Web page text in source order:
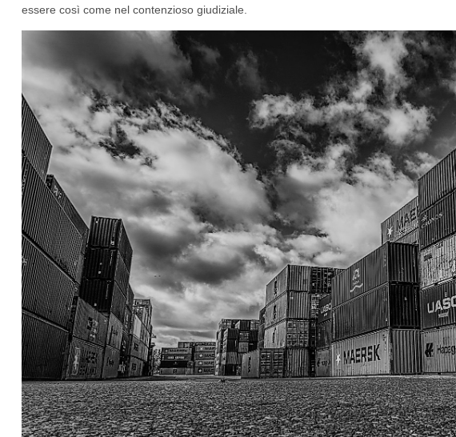
essere così come nel contenzioso giudiziale.